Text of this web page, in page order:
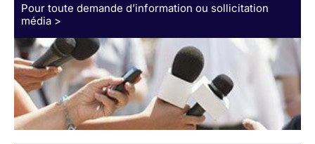
Pour toute demande d’information ou sollicitation
média >